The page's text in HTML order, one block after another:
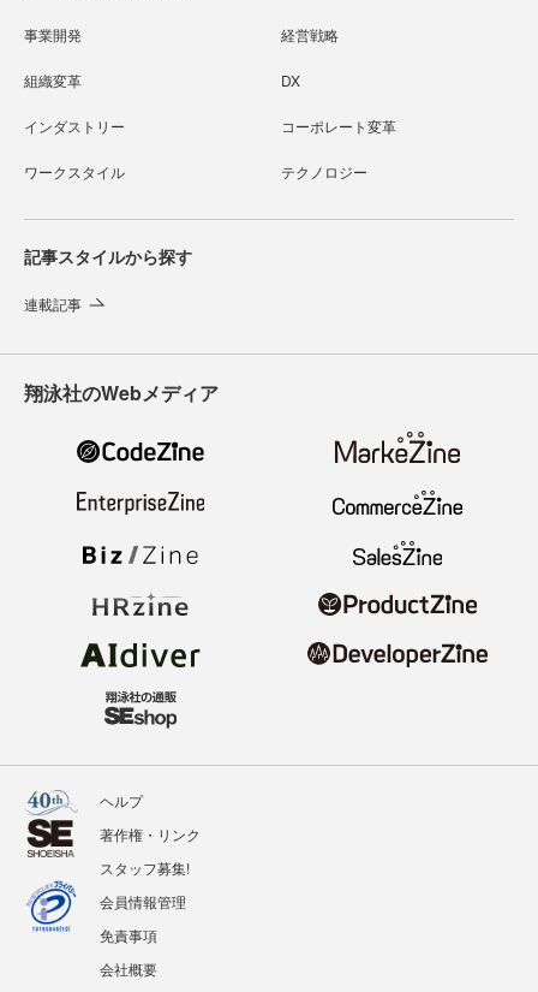
事業開発 経営戦略
組織変革 DX
インダストリー コーポレート変革
ワークスタイル テクノロジー
記事スタイルから探す
連載記事
翔泳社のWebメディア
ヘルプ
著作権・リンク
スタッフ募集!
会員情報管理
免責事項
会社概要